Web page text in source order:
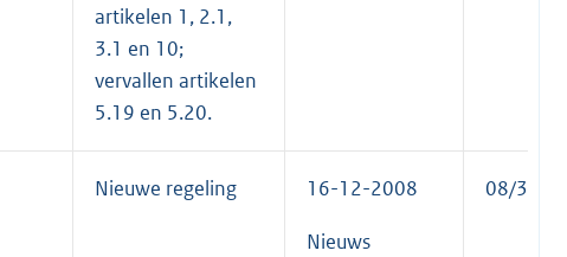
artikelen 1, 2.1,
3.1 en 10;
vervallen artikelen
5.19 en 5.20.
Nieuwe regeling 16-12-2008
Nieuws
08/35